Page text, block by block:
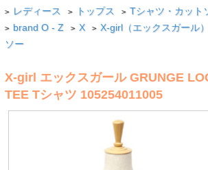
> レディース > トップス > Tシャツ・カット
> brand O - Z > X > X-girl（エックスガール）
ソー
X-girl エックスガール GRUNGE
TEE Tシャツ 105254011005